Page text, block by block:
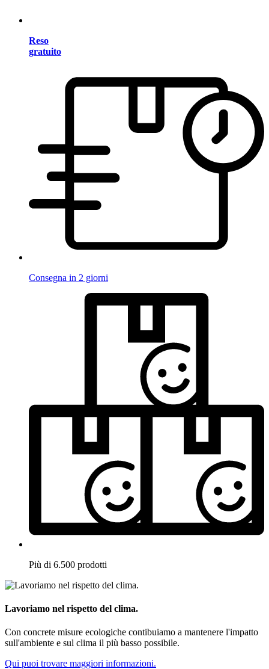
Reso
gratuito
Consegna in 2 giorni
Più di 6.500 prodotti
Lavoriamo nel rispetto del clima.
Con concrete misure ecologiche contibuiamo a mantenere l'impatto
sull'ambiente e sul clima il più basso possibile.
Qui puoi trovare maggiori informazioni.